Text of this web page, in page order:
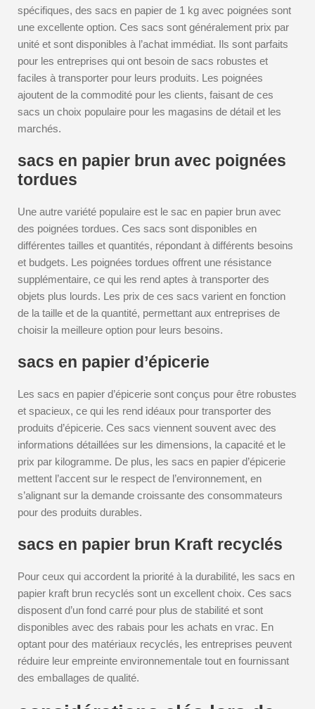
spécifiques, des sacs en papier de 1 kg avec poignées sont
une excellente option. Ces sacs sont généralement prix par
unité et sont disponibles à l’achat immédiat. Ils sont parfaits
pour les entreprises qui ont besoin de sacs robustes et
faciles à transporter pour leurs produits. Les poignées
ajoutent de la commodité pour les clients, faisant de ces
sacs un choix populaire pour les magasins de détail et les
marchés.
sacs en papier brun avec poignées
tordues
Une autre variété populaire est le sac en papier brun avec
des poignées tordues. Ces sacs sont disponibles en
différentes tailles et quantités, répondant à différents besoins
et budgets. Les poignées tordues offrent une résistance
supplémentaire, ce qui les rend aptes à transporter des
objets plus lourds. Les prix de ces sacs varient en fonction
de la taille et de la quantité, permettant aux entreprises de
choisir la meilleure option pour leurs besoins.
sacs en papier d’épicerie
Les sacs en papier d’épicerie sont conçus pour être robustes
et spacieux, ce qui les rend idéaux pour transporter des
produits d’épicerie. Ces sacs viennent souvent avec des
informations détaillées sur les dimensions, la capacité et le
prix par kilogramme. De plus, les sacs en papier d’épicerie
mettent l’accent sur le respect de l’environnement, en
s’alignant sur la demande croissante des consommateurs
pour des produits durables.
sacs en papier brun Kraft recyclés
Pour ceux qui accordent la priorité à la durabilité, les sacs en
papier kraft brun recyclés sont un excellent choix. Ces sacs
disposent d’un fond carré pour plus de stabilité et sont
disponibles avec des rabais pour les achats en vrac. En
optant pour des matériaux recyclés, les entreprises peuvent
réduire leur empreinte environnementale tout en fournissant
des emballages de qualité.